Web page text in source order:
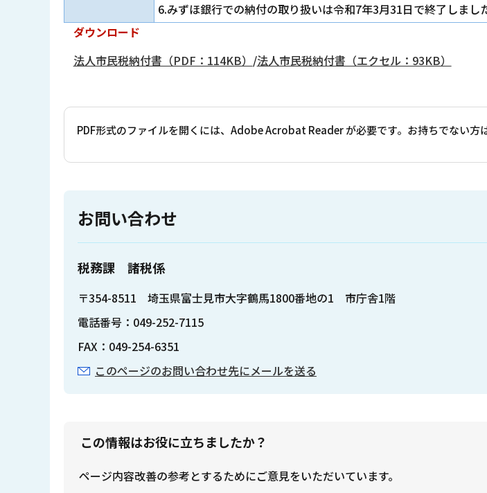
6.みずほ銀行での納付の取り扱いは令和7年3月31日で終了しまし
ダウンロード
法人市民税納付書（PDF：114KB） /法人市民税納付書（エクセル：93KB）
PDF形式のファイルを開くには、Adobe Acrobat Reader が必要です。お持ちでない方
お問い合わせ
税務課 諸税係
〒354-8511 埼玉県富士見市大字鶴馬1800番地の1 市庁舎1階
電話番号：049-252-7115
FAX：049-254-6351
このページのお問い合わせ先にメールを送る
この情報はお役に立ちましたか？
ページ内容改善の参考とするためにご意見をいただいています。